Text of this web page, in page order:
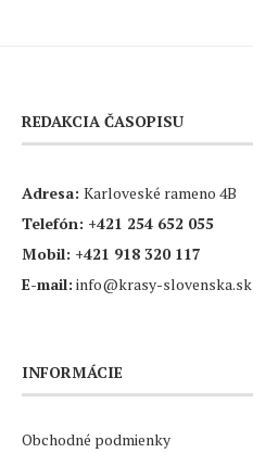
REDAKCIA ČASOPISU
Adresa: Karloveské rameno 4B
Telefón: +421 254 652 055
Mobil: +421 918 320 117
E-mail: info@krasy-slovenska.sk
INFORMÁCIE
Obchodné podmienky